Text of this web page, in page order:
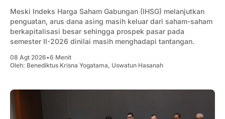
Meski Indeks Harga Saham Gabungan (IHSG) melanjutkan
penguatan, arus dana asing masih keluar dari saham-saham
berkapitalisasi besar sehingga prospek pasar pada
semester II-2026 dinilai masih menghadapi tantangan.
08 Agt 2026•6 Menit
Oleh: Benediktus Krisna Yogatama, Uswatun Hasanah